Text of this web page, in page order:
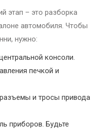
этап – это разборка
автомобиля. Чтобы
нужно:
консоли.
печкой и
и тросы привода
приборов. Будьте